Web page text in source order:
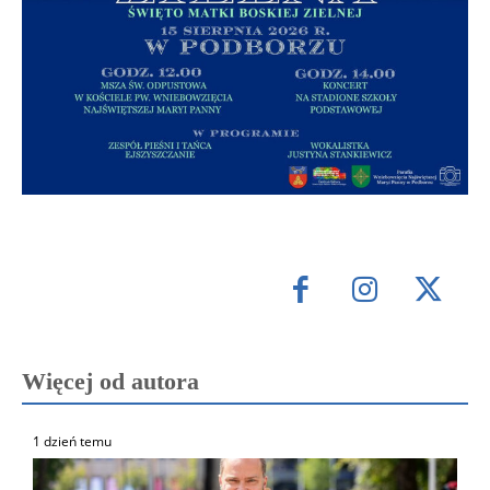
Więcej od autora
1 dzień temu